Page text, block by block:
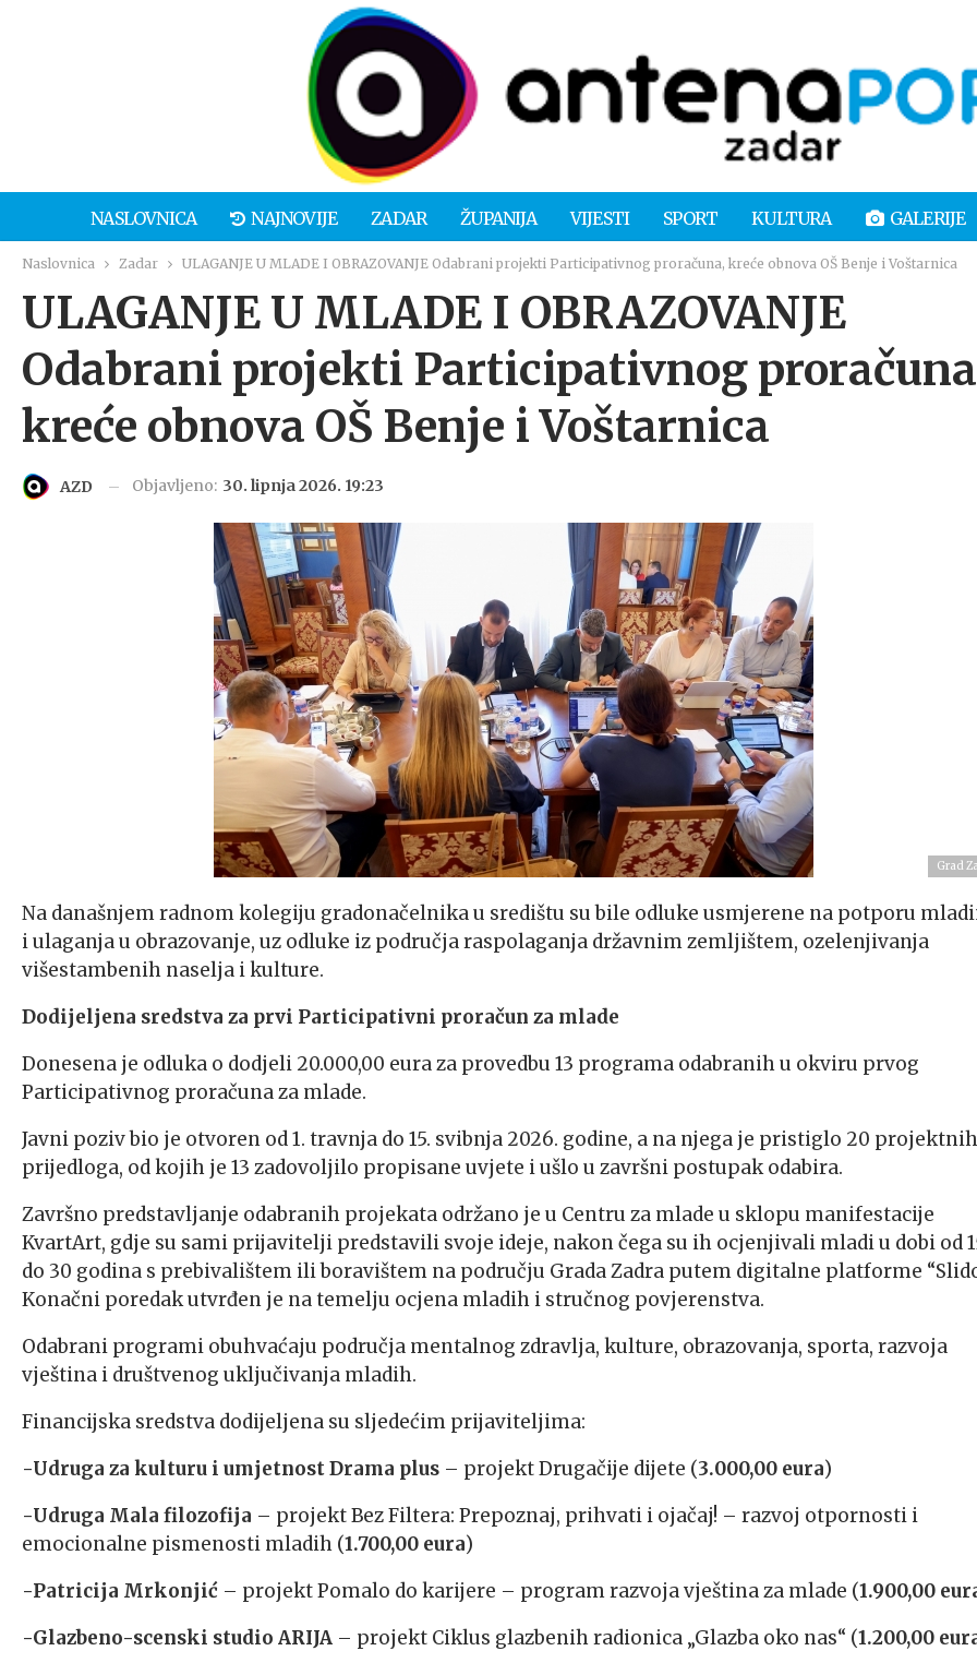
NASLOVNICA NAJNOVIJE ZADAR ŽUPANIJA VIJESTI SPORT KULTURA GALERIJE
Naslovnica Zadar ULAGANJE U MLADE I OBRAZOVANJE Odabrani projekti Participativnog proračuna, kreće obnova OŠ Benje i Voštarnica
ULAGANJE U MLADE I OBRAZOVANJE
Odabrani projekti Participativnog
kreće obnova OŠ Benje i Voštarnica
AZD Objavljeno: 30. lipnja 2026. 19:23
Grad
Na današnjem radnom kolegiju gradonačelnika u središtu su bile odluke usmjerene na potporu
i ulaganja u obrazovanje, uz odluke iz područja raspolaganja državnim zemljištem, ozelenjivanja
višestambenih naselja i kulture.
Dodijeljena sredstva za prvi Participativni proračun za mlade
Donesena je odluka o dodjeli 20.000,00 eura za provedbu 13 programa odabranih u okviru prvog
Participativnog proračuna za mlade.
Javni poziv bio je otvoren od 1. travnja do 15. svibnja 2026. godine, a na njega je pristiglo 20 projektnih
prijedloga, od kojih je 13 zadovoljilo propisane uvjete i ušlo u završni postupak odabira.
Završno predstavljanje odabranih projekata održano je u Centru za mlade u sklopu manifestacije
KvartArt, gdje su sami prijavitelji predstavili svoje ideje, nakon čega su ih ocjenjivali mladi u dobi od
do 30 godina s prebivalištem ili boravištem na području Grada Zadra putem digitalne platforme
Konačni poredak utvrđen je na temelju ocjena mladih i stručnog povjerenstva.
Odabrani programi obuhvaćaju područja mentalnog zdravlja, kulture, obrazovanja, sporta, razvoja
vještina i društvenog uključivanja mladih.
Financijska sredstva dodijeljena su sljedećim prijaviteljima:
-Udruga za kulturu i umjetnost Drama plus – projekt Drugačije dijete (3.000,00 eura)
-Udruga Mala filozofija – projekt Bez Filtera: Prepoznaj, prihvati i ojačaj! – razvoj otpornosti i
emocionalne pismenosti mladih (1.700,00 eura)
-Patricija Mrkonjić – projekt Pomalo do karijere – program razvoja vještina za mlade (1.900,00
-Glazbeno-scenski studio ARIJA – projekt Ciklus glazbenih radionica „Glazba oko nas“ (1.200,00